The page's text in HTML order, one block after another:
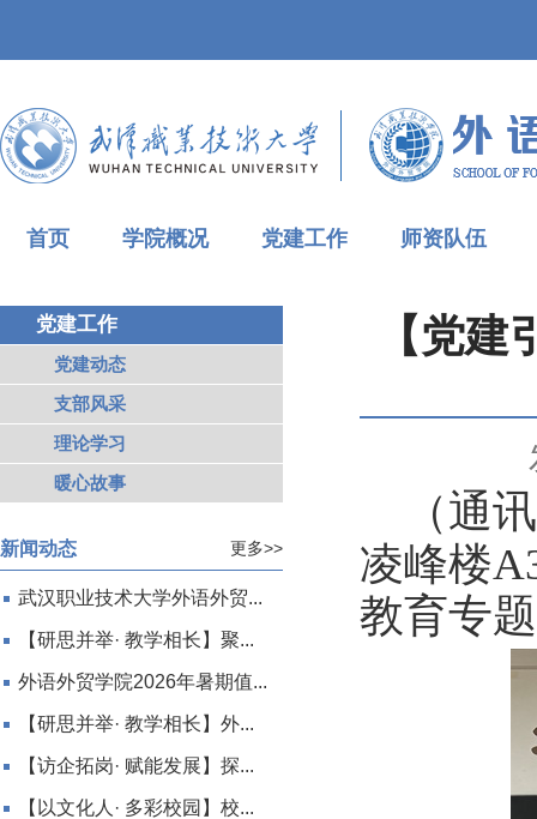
首页 学院概况 党建工作 师资队伍
党建工作
党建动态
支部风采
理论学习
暖心故事
新闻动态 更多>>
武汉职业技术大学外语外贸...
【研思并举· 教学相长】聚...
外语外贸学院2026年暑期值...
【研思并举· 教学相长】外...
【访企拓岗· 赋能发展】探...
【以文化人· 多彩校园】校...
【党
（通
凌峰楼
教育专